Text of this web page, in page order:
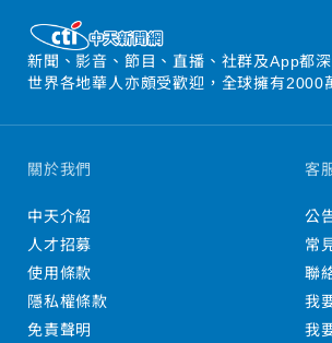
新聞、影音、節目、直播、社群及App都
世界各地華人亦頗受歡迎，全球擁有2000
關於我們
中天介紹
人才招募
使用條款
隱私權條款
免責聲明
客
公
常
聯
我
我